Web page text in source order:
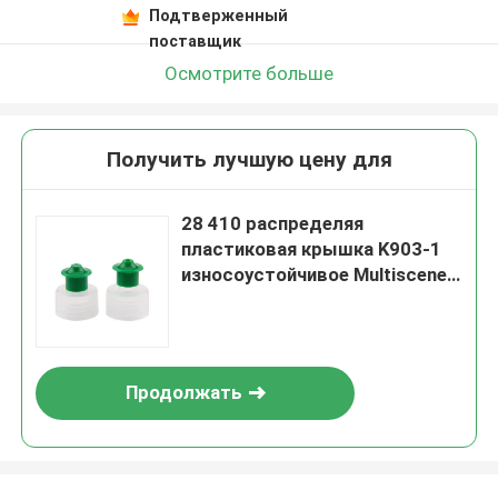
Подтверженный
поставщик
Осмотрите больше
Получить лучшую цену для
28 410 распределяя
пластиковая крышка K903-1
износоустойчивое Multiscene
Продолжать